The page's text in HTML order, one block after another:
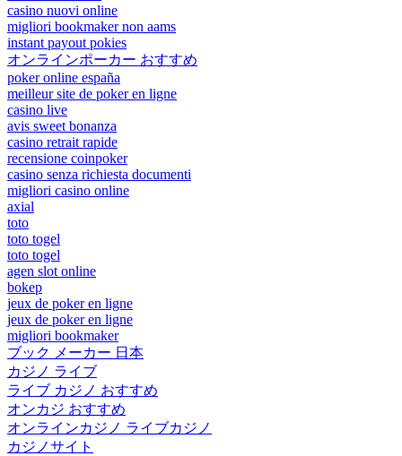
casino nuovi online
migliori bookmaker non aams
instant payout pokies
オンラインポーカー おすすめ
poker online españa
meilleur site de poker en ligne
casino live
avis sweet bonanza
casino retrait rapide
recensione coinpoker
casino senza richiesta documenti
migliori casino online
axial
toto
toto togel
toto togel
agen slot online
bokep
jeux de poker en ligne
jeux de poker en ligne
migliori bookmaker
ブック メーカー 日本
カジノ ライブ
ライブ カジノ おすすめ
オンカジ おすすめ
オンラインカジノ ライブカジノ
カジノサイト